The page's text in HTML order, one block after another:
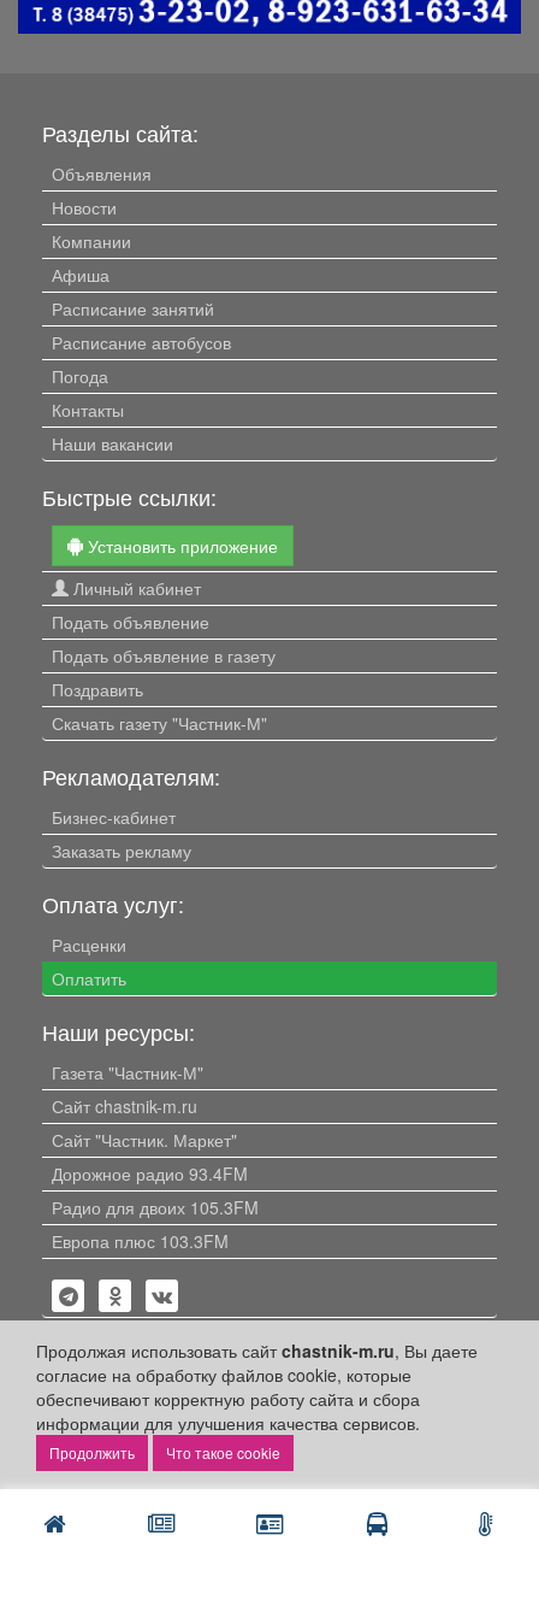
Продолжая использовать сайтchastnik-m.ru, Вы даете
согласие на обработку файлов cookie, которые
обеспечивают корректную работу сайта и сбора
информации для улучшения качества сервисов.
Что такое cookie
Разделы сайта:
Объявления
Новости
Компании
Афиша
Расписание занятий
Расписание автобусов
Погода
Контакты
Наши вакансии
Быстрые ссылки:
Установить приложение
Личный кабинет
Подать объявление
Подать объявление в газету
Поздравить
Скачать газету "Частник-М"
Рекламодателям:
Бизнес-кабинет
Заказать рекламу
Оплата услуг:
Расценки
Оплатить
Наши ресурсы:
Газета "Частник-М"
Сайт chastnik-m.ru
Сайт "Частник. Маркет"
Дорожное радио 93.4FM
Радио для двоих 105.3FM
Европа плюс 103.3FM
Политика конфиденциальности
Публикации с пометкой «Реклама», «На правах рекламы»,
«Партнёрский проект» оплачены рекламодателем.
объявлениях.